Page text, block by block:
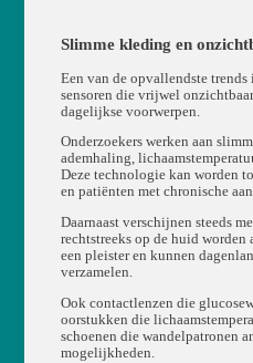
Slimme kleding en
Een van de opvallendste
sensoren die vrijwel
dagelijkse voorwerpen.
Onderzoekers werken aan
ademhaling,
Deze technologie kan worden
en patiënten met chronische
Daarnaast verschijnen steeds
rechtstreeks op de huid worden
een pleister en kunnen
verzamelen.
Ook contactlenzen die
oorstukken die
schoenen die wandelpatronen
mogelijkheden.